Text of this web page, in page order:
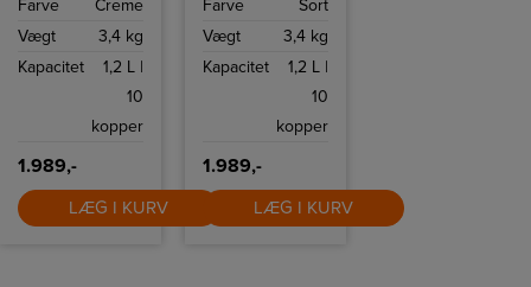
til 10 kopper
Farve
Creme
Vægt
3,4 kg
Kapacitet
1,2 L |
10
kopper
1.989,-
LÆG I KURV
til 10 kopper
Farve
Sort
Vægt
3,4 kg
Kapacitet
1,2 L |
10
kopper
1.989,-
LÆG I KURV